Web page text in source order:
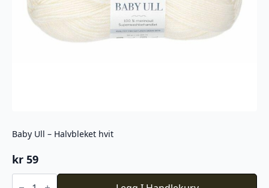
Baby Ull – Halvbleket hvit
kr 59
Baby